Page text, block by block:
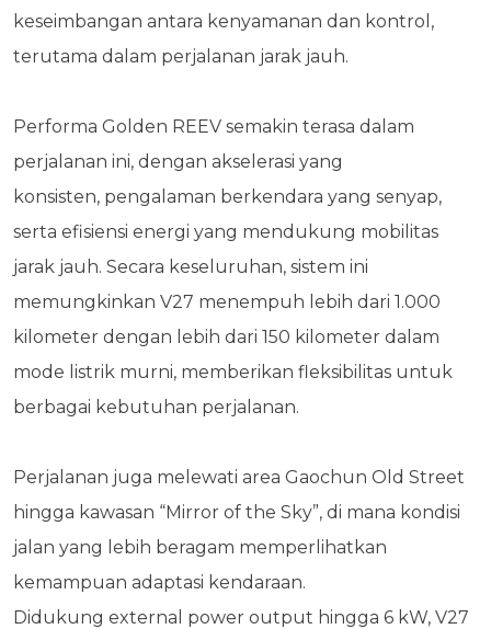
keseimbangan antara kenyamanan dan kontrol,
terutama dalam perjalanan jarak jauh.
Performa Golden REEV semakin terasa dalam
perjalanan ini, dengan akselerasi yang
konsisten, pengalaman berkendara yang senyap,
serta efisiensi energi yang mendukung mobilitas
jarak jauh. Secara keseluruhan, sistem ini
memungkinkan V27 menempuh lebih dari 1.000
kilometer dengan lebih dari 150 kilometer dalam
mode listrik murni, memberikan fleksibilitas untuk
berbagai kebutuhan perjalanan.
Perjalanan juga melewati area Gaochun Old Street
hingga kawasan “Mirror of the Sky”, di mana kondisi
jalan yang lebih beragam memperlihatkan
kemampuan adaptasi kendaraan.
Didukung external power output hingga 6 kW, V27